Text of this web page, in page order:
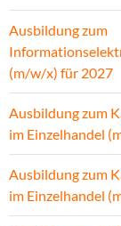
Ausbildung zum
(m/w/x) für 2027
Ausbildung zum
im Einzelhandel
Ausbildung zum
im Einzelhandel